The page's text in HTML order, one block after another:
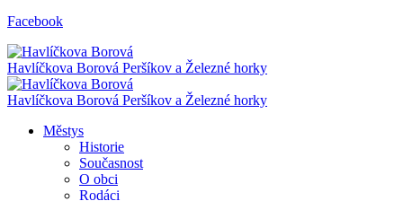
Facebook
Havlíčkova Borová Peršíkov a Železné horky
Havlíčkova Borová Peršíkov a Železné horky
Městys
Historie
Současnost
O obci
Rodáci